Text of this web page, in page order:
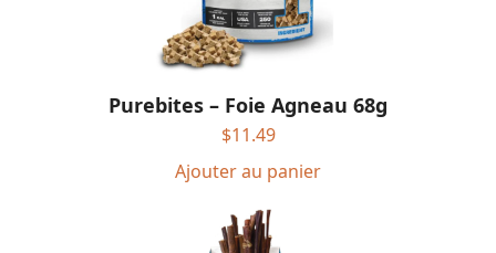
Purebites – Foie Agneau 68g
$11.49
Ajouter au panier